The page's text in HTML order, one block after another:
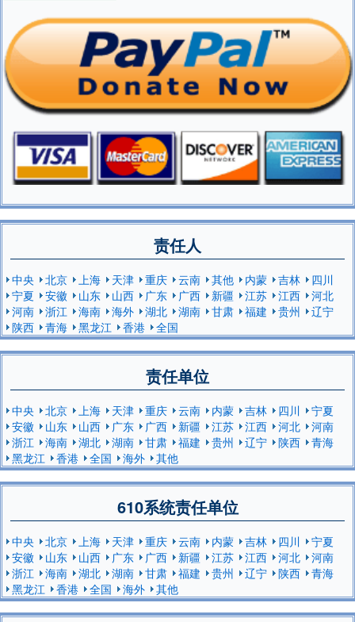
责任人
中央 北京 上海 天津 重庆 云南 其他 内蒙 吉林
四川
宁夏
安徽 山东 山西 广东 广西 新疆 江苏 江西
河北
河南
浙江 海南 海外 湖北 湖南 甘肃 福建 贵州
辽宁
陕西
青海 黑龙江 香港 全国
责任单位
中央 北京 上海 天津 重庆 云南 内蒙 吉林 四川
宁夏
安徽
山东 山西 广东 广西 新疆 江苏 江西 河北
河南
浙江
海南 湖北 湖南 甘肃 福建 贵州 辽宁 陕西
青海
黑龙江
香港 全国 海外 其他
610系统责任单位
中央 北京 上海 天津 重庆 云南 内蒙 吉林 四川
宁夏
安徽
山东 山西 广东 广西 新疆 江苏 江西 河北
河南
浙江
海南 湖北 湖南 甘肃 福建 贵州 辽宁 陕西
青海
黑龙江
香港 全国 海外 其他